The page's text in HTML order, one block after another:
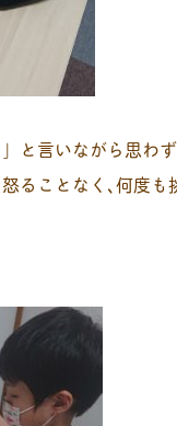
」と言いながら思
ることなく､何度